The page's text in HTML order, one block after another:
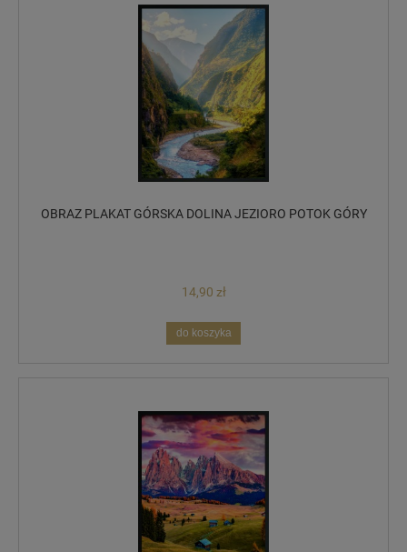
OBRAZ PLAKAT GÓRSKA DOLINA JEZIORO POTOK GÓRY
14,90 zł
do koszyka